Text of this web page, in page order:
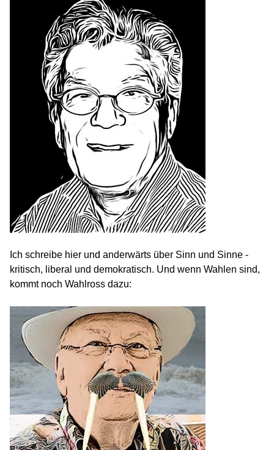
Ich schreibe hier und anderwärts über Sinn und Sinne -
kritisch, liberal und demokratisch. Und wenn Wahlen sind,
kommt noch Wahlross dazu: